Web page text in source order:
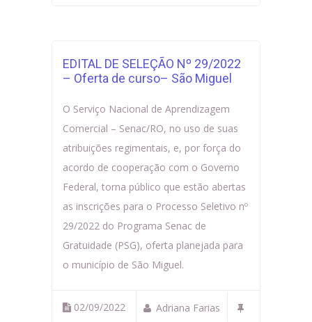
EDITAL DE SELEÇÃO Nº 29/2022
– Oferta de curso– São Miguel
O Serviço Nacional de Aprendizagem
Comercial – Senac/RO, no uso de suas
atribuições regimentais, e, por força do
acordo de cooperação com o Governo
Federal, torna público que estão abertas
as inscrições para o Processo Seletivo nº
29/2022 do Programa Senac de
Gratuidade (PSG), oferta planejada para
o município de São Miguel.
02/09/2022 Adriana Farias